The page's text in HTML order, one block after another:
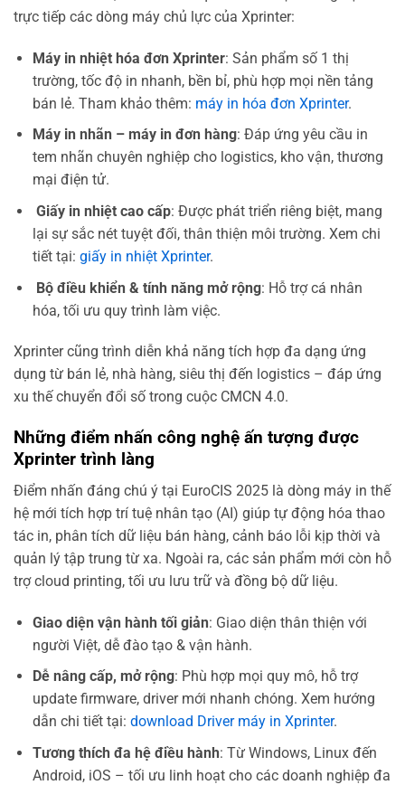
trực tiếp các dòng máy chủ lực của Xprinter:
Máy in nhiệt hóa đơn Xprinter: Sản phẩm số 1 thị
trường, tốc độ in nhanh, bền bỉ, phù hợp mọi nền tảng
bán lẻ. Tham khảo thêm: máy in hóa đơn Xprinter.
Máy in nhãn – máy in đơn hàng: Đáp ứng yêu cầu in
tem nhãn chuyên nghiệp cho logistics, kho vận, thương
mại điện tử.
Giấy in nhiệt cao cấp: Được phát triển riêng biệt, mang
lại sự sắc nét tuyệt đối, thân thiện môi trường. Xem chi
tiết tại: giấy in nhiệt Xprinter.
Bộ điều khiển & tính năng mở rộng: Hỗ trợ cá nhân
hóa, tối ưu quy trình làm việc.
Xprinter cũng trình diễn khả năng tích hợp đa dạng ứng
dụng từ bán lẻ, nhà hàng, siêu thị đến logistics – đáp ứng
xu thế chuyển đổi số trong cuộc CMCN 4.0.
Những điểm nhấn công nghệ ấn tượng được
Xprinter trình làng
Điểm nhấn đáng chú ý tại EuroCIS 2025 là dòng máy in thế
hệ mới tích hợp trí tuệ nhân tạo (AI) giúp tự động hóa thao
tác in, phân tích dữ liệu bán hàng, cảnh báo lỗi kịp thời và
quản lý tập trung từ xa. Ngoài ra, các sản phẩm mới còn hỗ
trợ cloud printing, tối ưu lưu trữ và đồng bộ dữ liệu.
Giao diện vận hành tối giản: Giao diện thân thiện với
người Việt, dễ đào tạo & vận hành.
Dễ nâng cấp, mở rộng: Phù hợp mọi quy mô, hỗ trợ
update firmware, driver mới nhanh chóng. Xem hướng
dẫn chi tiết tại: download Driver máy in Xprinter.
Tương thích đa hệ điều hành: Từ Windows, Linux đến
Android, iOS – tối ưu linh hoạt cho các doanh nghiệp đa